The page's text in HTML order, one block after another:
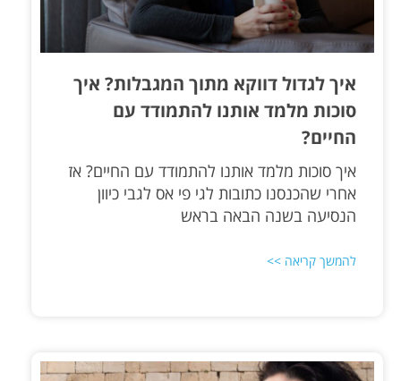
איך לגדול דווקא מתוך המגבלות? איך
סוכות מלמד אותנו להתמודד עם
החיים?
איך סוכות מלמד אותנו להתמודד עם החיים? אז
אחרי שהכנסנו כתובות לגי פי אס לגבי כיוון
הנסיעה בשנה הבאה בראש
להמשך קריאה >>